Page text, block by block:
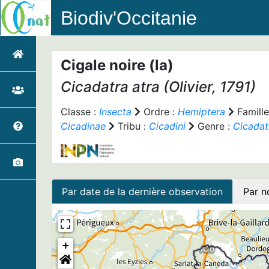
Biodiv'Occitanie
Cigale noire (la)
Cicadatra atra (Olivier, 1791)
Classe : Insecta Ordre : Hemiptera
Cicadinae
Tribu : Cicadini Genre :
Par date de la dernière observation Par
+